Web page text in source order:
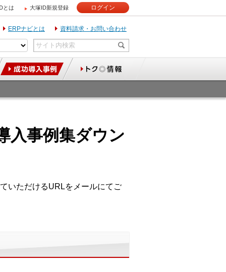
とは 大塚ID新規登録 ログイン
ERPナビとは 資料請求・お問い合わせ
入事例集ダウン
いただけるURLをメールにてご